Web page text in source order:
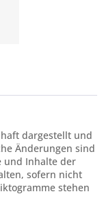
dargestellt und
Änderungen sind
und Inhalte der
sofern nicht
stehen